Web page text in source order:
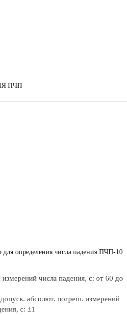
ПЧП
для определения числа падения ПЧП-10
измерений числа падения, с: от 60 до
абсолют. погреш. измерений
с: ±1